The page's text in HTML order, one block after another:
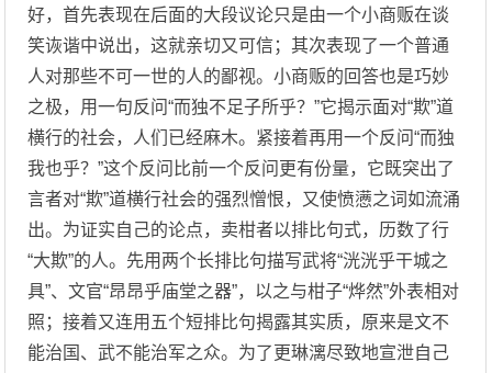
好，首先表现在后面的大段议论只是由一个小商贩在谈
笑诙谐中说出，这就亲切又可信；其次表现了一个普通
人对那些不可一世的人的鄙视。小商贩的回答也是巧妙
之极，用一句反问“而独不足子所乎？”它揭示面对“欺”道
横行的社会，人们已经麻木。紧接着再用一个反问“而独
我也乎？”这个反问比前一个反问更有份量，它既突出了
言者对“欺”道横行社会的强烈憎恨，又使愤懑之词如流涌
出。为证实自己的论点，卖柑者以排比句式，历数了行
“大欺”的人。先用两个长排比句描写武将“洸洸乎干城之
具”、文官“昂昂乎庙堂之器”，以之与柑子“烨然”外表相对
照；接着又连用五个短排比句揭露其实质，原来是文不
能治国、武不能治军之众。为了更琳漓尽致地宣泄自己